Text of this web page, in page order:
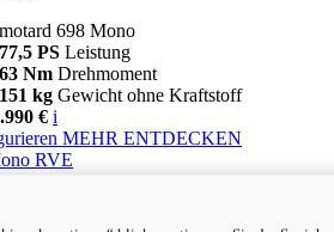
698 Mono
77,5 PS Leistung
63 Nm Drehmoment
151 kg Gewicht ohne Kraftstoff
€ i
MEHR ENTDECKEN
RVE
77,5 PS
Leistung